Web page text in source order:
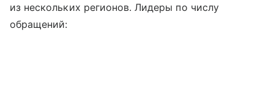
из нескольких регионов. Лидеры по числу
обращений: